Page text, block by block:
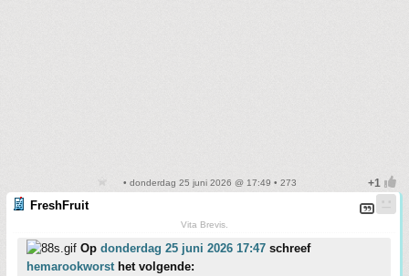
• donderdag 25 juni 2026 @ 17:49 • 273
FreshFruit
Vita Brevis.
Op donderdag 25 juni 2026 17:47 schreef
hemarookworsthet volgende: